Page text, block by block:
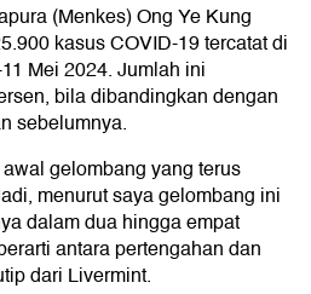
(Menkes) Ong Ye Kung
kasus COVID-19 tercatat di
Mei 2024. Jumlah ini
bila dibandingkan dengan
sebelumnya.
gelombang yang terus
menurut saya gelombang ini
dalam dua hingga empat
antara pertengahan dan
dari Livermint.